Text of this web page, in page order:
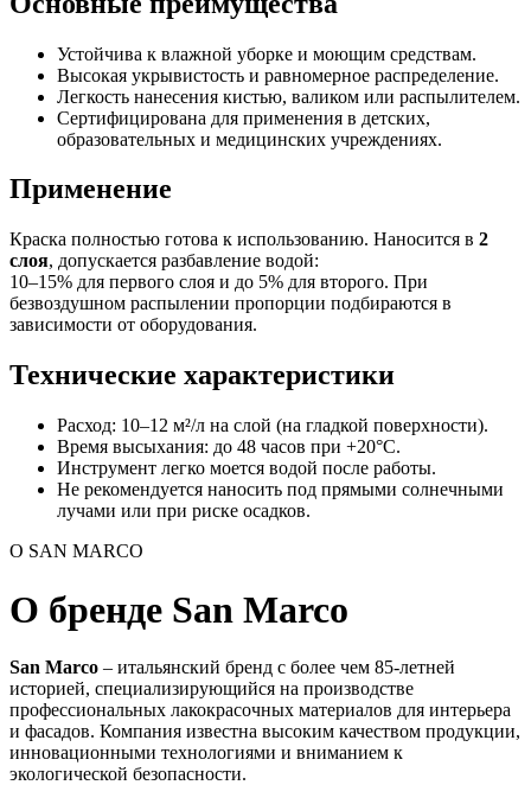
Устойчива к влажной уборке и моющим средствам.
Высокая укрывистость и равномерное распределение.
Легкость нанесения кистью, валиком или распылителем.
Сертифицирована для применения в детских,
образовательных и медицинских учреждениях.
Применение
Краска полностью готова к использованию. Наносится в 2
слоя, допускается разбавление водой:
10–15% для первого слоя и до 5% для второго. При
безвоздушном распылении пропорции подбираются в
зависимости от оборудования.
Технические характеристики
Расход: 10–12 м²/л на слой (на гладкой поверхности).
Время высыхания: до 48 часов при +20°C.
Инструмент легко моется водой после работы.
Не рекомендуется наносить под прямыми солнечными
лучами или при риске осадков.
О SAN MARCO
О бренде San Marco
San Marco – итальянский бренд с более чем 85-летней
историей, специализирующийся на производстве
профессиональных лакокрасочных материалов для интерьера
и фасадов. Компания известна высоким качеством продукции,
инновационными технологиями и вниманием к
экологической безопасности.